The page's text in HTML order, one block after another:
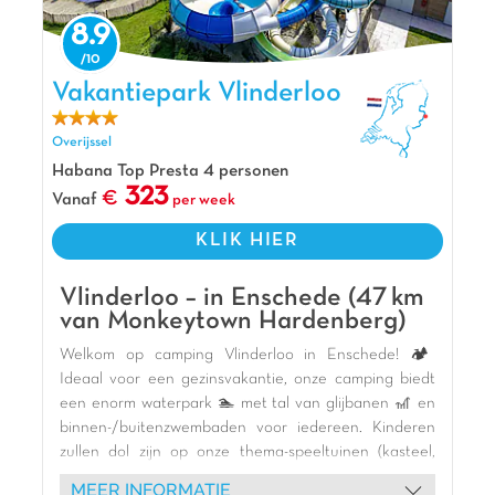
opgezet vakantiepark. Parkmanager Roeël doet
er samen met zijn team alles aan om gasten een
onvergetelijke familievakantie te laten beleven.
Het grote, overdekte zwembad en peuterbad
worden bij mooi weer omgetoverd tot een heus
openluchtwaterpark! Er zijn meerdere gave
glijbanen op dit vakantiepark, waaronder de
Spacebowl en double slides. Ook de
recreatieplas en het heerlijke zandstrand zorgen
voor veel zwem- en speelplezier!
Pluspunten
Recreatieplas met zandstrand en trekpont
Waterpark en glijbanen inbegrepen
Nabij Wildlands <10 km
Vakantiepark Vlinderloo, Vakantiepark Overijssel
8.9
Vakantiepark Vlinderloo
Overijssel
Habana Top Presta 4 personen
Vanaf
323 per week
KLIK HIER
Vlinderloo – in Enschede (47 km
van Monkeytown Hardenberg)
Welkom op camping Vlinderloo in Enschede! 🏕️
Ideaal voor een gezinsvakantie, onze camping biedt
een enorm waterpark 🏊 met tal van glijbanen 🎢 en
binnen-/buitenzwembaden voor iedereen. Kinderen
zullen dol zijn op onze thema-speeltuinen (kasteel,
boot, pumptrack) en de binnenspeeltuin met
MEER INFORMATIE